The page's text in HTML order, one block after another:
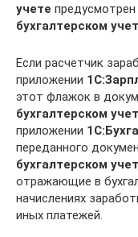
учете
бухгалтерском
Если расчетчик
приложении
этот флажок в
бухгалтерском
приложении
переданного
бухгалтерском
отражающие в
начислениях
иных платежей.